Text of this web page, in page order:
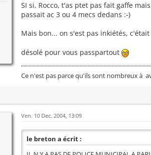
SI si, Rocco, t'as ptet pas fait gaffe
passait ac 3 ou 4 mecs dedans :-)
Mais bon... on s'est pas inkiétés,
désolé pour vous passpartout
Ce n'est pas parce qu'ils sont nombreux à
Ven. 10 Dec. 2004, 13:09
le breton a écrit :